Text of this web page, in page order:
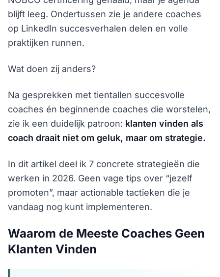
blijft leeg. Ondertussen zie je andere coaches
op LinkedIn succesverhalen delen en volle
praktijken runnen.
Wat doen zij anders?
Na gesprekken met tientallen succesvolle
coaches én beginnende coaches die worstelen,
zie ik een duidelijk patroon: klanten vinden als
coach draait niet om geluk, maar om strategie.
In dit artikel deel ik 7 concrete strategieën die
werken in 2026. Geen vage tips over “jezelf
promoten”, maar actionable tactieken die je
vandaag nog kunt implementeren.
Waarom de Meeste Coaches Geen
Klanten Vinden